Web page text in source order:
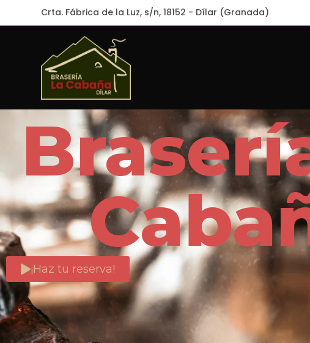
Crta. Fábrica de la Luz, s/n, 18152 - Dílar (Granada)
¡Haz tu reserva!